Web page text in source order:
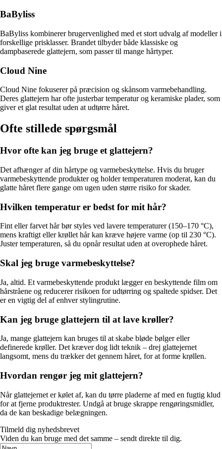
BaByliss
BaByliss kombinerer brugervenlighed med et stort udvalg af modeller i
forskellige prisklasser. Brandet tilbyder både klassiske og
dampbaserede glattejern, som passer til mange hårtyper.
Cloud Nine
Cloud Nine fokuserer på præcision og skånsom varmebehandling.
Deres glattejern har ofte justerbar temperatur og keramiske plader, som
giver et glat resultat uden at udtørre håret.
Ofte stillede spørgsmål
Hvor ofte kan jeg bruge et glattejern?
Det afhænger af din hårtype og varmebeskyttelse. Hvis du bruger
varmebeskyttende produkter og holder temperaturen moderat, kan du
glatte håret flere gange om ugen uden større risiko for skader.
Hvilken temperatur er bedst for mit hår?
Fint eller farvet hår bør styles ved lavere temperaturer (150–170 °C),
mens kraftigt eller krøllet hår kan kræve højere varme (op til 230 °C).
Juster temperaturen, så du opnår resultat uden at overophede håret.
Skal jeg bruge varmebeskyttelse?
Ja, altid. Et varmebeskyttende produkt lægger en beskyttende film om
hårstråene og reducerer risikoen for udtørring og spaltede spidser. Det
er en vigtig del af enhver stylingrutine.
Kan jeg bruge glattejern til at lave krøller?
Ja, mange glattejern kan bruges til at skabe bløde bølger eller
definerede krøller. Det kræver dog lidt teknik – drej glattejernet
langsomt, mens du trækker det gennem håret, for at forme krøllen.
Hvordan rengør jeg mit glattejern?
Når glattejernet er kølet af, kan du tørre pladerne af med en fugtig klud
for at fjerne produktrester. Undgå at bruge skrappe rengøringsmidler,
da de kan beskadige belægningen.
Tilmeld dig nyhedsbrevet
Viden du kan bruge med det samme – sendt direkte til dig.